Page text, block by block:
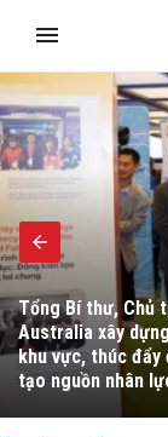
Nhà đầu tư Nhật
thu hút dòng vốn
vọng các cam kết
chính sách và
án công nghệ cao.